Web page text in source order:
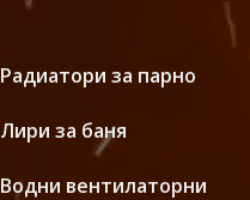
Радиатори за парно
Лири за баня
Водни вентилаторни